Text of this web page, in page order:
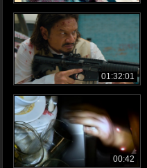
01:32:01
00:42